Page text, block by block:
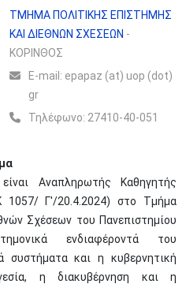
ΤΜΗΜΑ ΠΟΛΙΤΙΚΗΣ ΕΠΙΣΤΗΜΗΣ
ΚΑΙ ΔΙΕΘΝΩΝ ΣΧΕΣΕΩΝ -
ΚΟΡΙΝΘΟΣ
Ε-mail: epapaz (at) uop (dot)
gr
Τηλέφωνο: 27410-40-051
Αναπληρωτής Καθηγητής
1057/ Γ'/20.4.2024) στο Τμήμα
Σχέσεων του Πανεπιστημίου
ενδιαφέροντά του
συστήματα και η κυβερνητική
η διακυβέρνηση και η